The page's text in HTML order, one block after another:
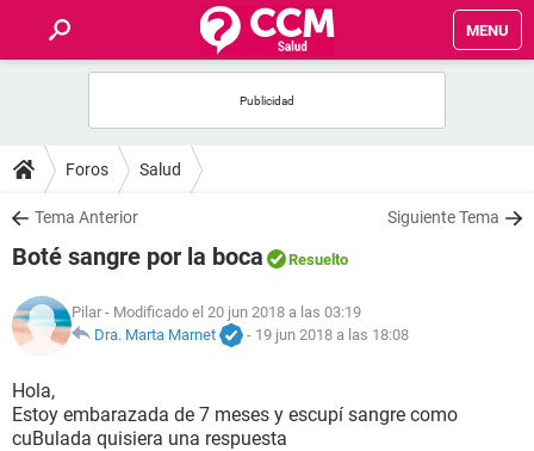
MENU
FOROS
SALUD
NUTRICIÓN
BIENESTAR
Foros Salud
Tema Anterior Siguiente Tema
Boté sangre por la boca Resuelto
Pilar - Modificado el 20 jun 2018 a las 03:19
Dra. Marta Marnet
- 19 jun 2018 a las 18:08
Hola,
Estoy embarazada de 7 meses y escupí sangre como
cuBulada quisiera una respuesta